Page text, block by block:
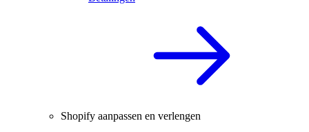
Shopify aanpassen en verlengen